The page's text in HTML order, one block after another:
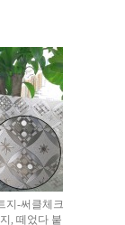
지-써클체크
, 떼었다 붙